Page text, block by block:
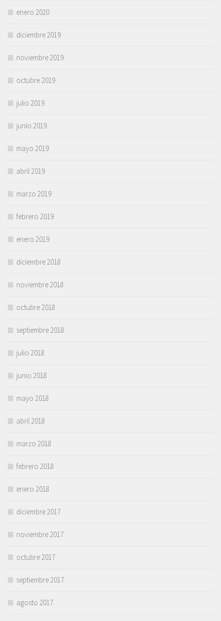
enero 2020
diciembre 2019
noviembre 2019
octubre 2019
julio 2019
junio 2019
mayo 2019
abril 2019
marzo 2019
febrero 2019
enero 2019
diciembre 2018
noviembre 2018
octubre 2018
septiembre 2018
julio 2018
junio 2018
mayo 2018
abril 2018
marzo 2018
febrero 2018
enero 2018
diciembre 2017
noviembre 2017
octubre 2017
septiembre 2017
agosto 2017